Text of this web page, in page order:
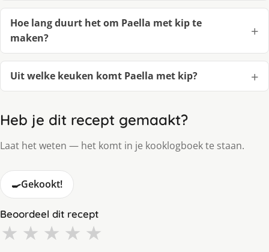
Hoe lang duurt het om Pa­el­la met kip te
maken?
Uit welke keuken komt Pa­el­la met kip?
Heb je dit recept gemaakt?
Laat het weten — het komt in je kooklogboek te staan.
🍳Gekookt!
Beoordeel dit recept
★ ★ ★ ★ ★